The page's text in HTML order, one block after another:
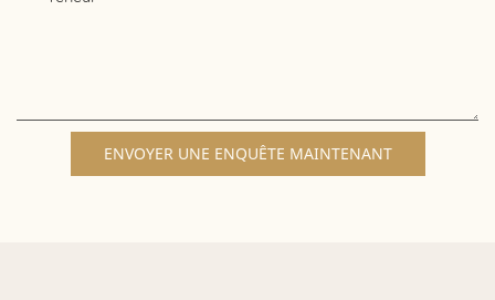
ENVOYER UNE ENQUÊTE MAINTENANT